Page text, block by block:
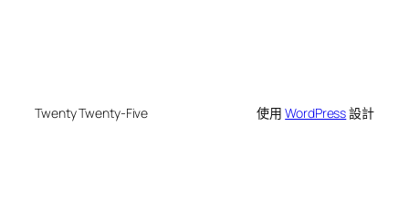
Twenty Twenty-Five 使用WordPress設計